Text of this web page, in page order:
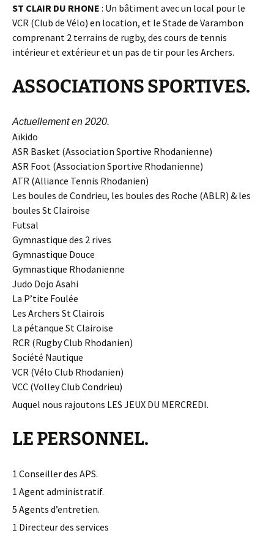
ST CLAIR DU RHONE : Un bâtiment avec un local pour le
VCR (Club de Vélo) en location, et le Stade de Varambon
comprenant 2 terrains de rugby, des cours de tennis
intérieur et extérieur et un pas de tir pour les Archers.
ASSOCIATIONS SPORTIVES.
Actuellement en 2020.
Aïkido
ASR Basket (Association Sportive Rhodanienne)
ASR Foot (Association Sportive Rhodanienne)
ATR (Alliance Tennis Rhodanien)
Les boules de Condrieu, les boules des Roche (ABLR) & les
boules St Clairoise
Futsal
Gymnastique des 2 rives
Gymnastique Douce
Gymnastique Rhodanienne
Judo Dojo Asahi
La P’tite Foulée
Les Archers St Clairois
La pétanque St Clairoise
RCR (Rugby Club Rhodanien)
Société Nautique
VCR (Vélo Club Rhodanien)
VCC (Volley Club Condrieu)
Auquel nous rajoutons LES JEUX DU MERCREDI.
LE PERSONNEL.
1 Conseiller des APS.
1 Agent administratif.
5 Agents d’entretien.
1 Directeur des services